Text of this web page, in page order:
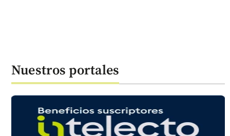
Nuestros portales